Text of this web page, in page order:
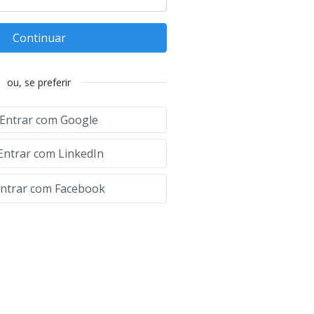
Continuar
ou, se preferir
com Google
com LinkedIn
com Facebook